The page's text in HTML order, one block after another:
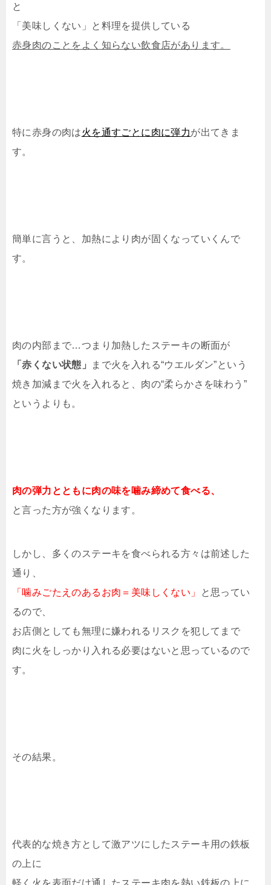
と
「美味しくない」と料理を提供している
赤身肉のことをよく知らない飲食店があります。
特に赤身の肉は火を通すごとに肉に弾力が出てきま
す。
簡単に言うと、加熱により肉が固くなっていくんで
す。
肉の内部まで…つまり加熱したステーキの断面が
「赤くない状態」
まで火を入れる“ウエルダン”という
焼き加減まで火を入れると、肉の“柔らかさを味わう”
というよりも。
肉の弾力とともに肉の味を噛み締めて食べる、
と言った方が強くなります。
しかし、多くのステーキを食べられる方々は前述した
通り、
「噛みごたえのあるお肉＝美味しくない」
と思ってい
るので、
お店側としても無理に嫌われるリスクを犯してまで
肉に火をしっかり入れる必要はないと思っているので
す。
その結果。
代表的な焼き方として激アツにしたステーキ用の鉄板
の上に
軽く火を表面だけ通したステーキ肉を熱い鉄板の上に